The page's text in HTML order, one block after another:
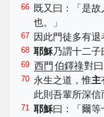
66 既又曰：「是
也。」
67 因此門徒多有退
68 耶穌乃謂十二子
69 西門 伯鐸祿對
70 永生之道，惟主
此則吾輩所深信
71 耶穌曰：「爾等